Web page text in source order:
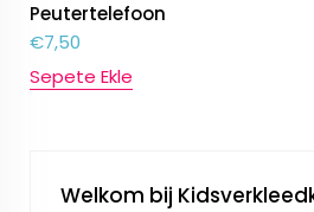
Peutertelefoon
€7,50
Sepete Ekle
Welkom bij